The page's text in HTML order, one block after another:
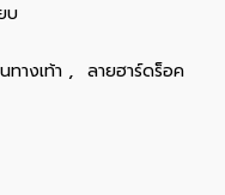
บ
ทางเท้า , ลายฮาร์ดร็อค